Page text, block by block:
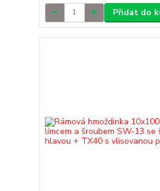
Přidat do